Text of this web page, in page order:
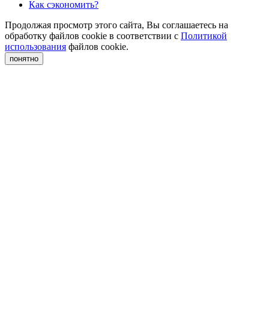
Как сэкономить?
Продолжая просмотр этого сайта, Вы соглашаетесь на
обработку файлов cookie в соответствии с Политикой
использования файлов cookie.
понятно